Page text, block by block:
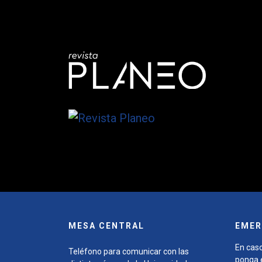
MESA CENTRAL
Teléfono para comunicar con las
En
ponga